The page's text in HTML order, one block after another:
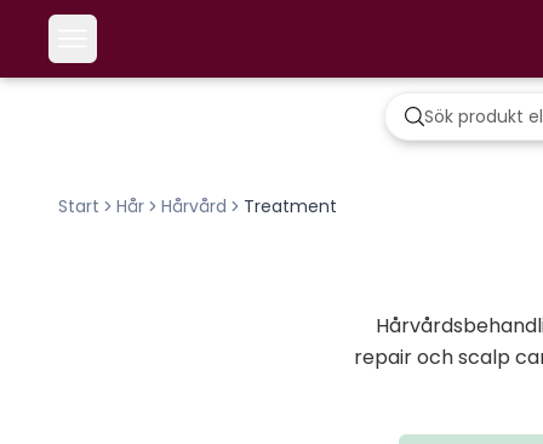
Start Hår Hårvård Treatment
repair och scalp